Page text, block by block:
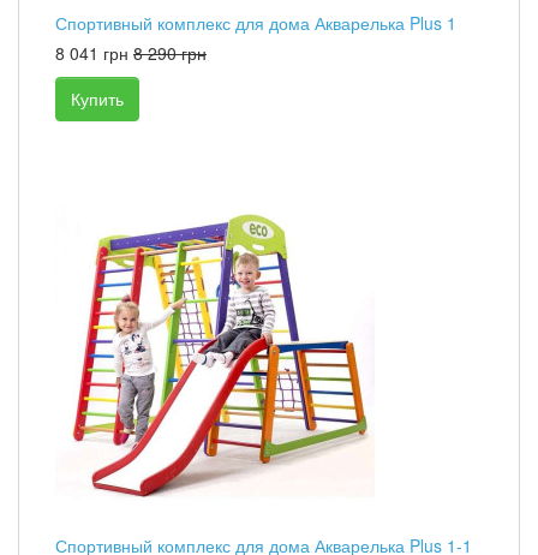
Спортивный комплекс для дома Акварелька Plus 1
8 041 грн 8 290 грн
Купить
Спортивный комплекс для дома Акварелька Plus 1-1